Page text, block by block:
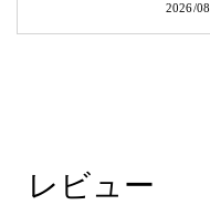
ときは新調に。 廃棄パ
への移し替えも問題あり
2026/
レビュー